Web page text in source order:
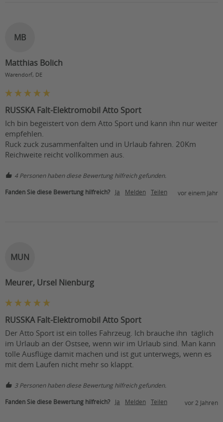
MB
Matthias Bolich
Warendorf, DE
RUSSKA Falt-Elektromobil Atto Sport
Ich bin begeistert von dem Atto Sport und kann ihn nur weiter
empfehlen.
Ruck zuck zusammenfalten und in Urlaub fahren. 20Km
4 Personen haben diese Bewertung hilfreich gefunden.
Fanden Sie diese Bewertung hilfreich? Ja Melden Teilen vor einem Jahr
MUN
Meurer, Ursel Nienburg
RUSSKA Falt-Elektromobil Atto Sport
Der Atto Sport ist ein tolles Fahrzeug. Ich brauche ihn  täglich
im Urlaub an der Ostsee, wenn wir im Urlaub sind. Man kann
tolle Ausflüge damit machen und ist gut unterwegs, wenn es
mit dem Laufen nicht mehr so klappt.
3 Personen haben diese Bewertung hilfreich gefunden.
Fanden Sie diese Bewertung hilfreich? Ja Melden Teilen vor 2 Jahren